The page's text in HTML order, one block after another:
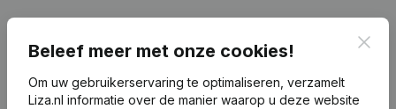
Beheer
Beleef meer met onze cookies!
Om uw gebruikerservaring te optimaliseren, verzamelt
Liza.nl informatie over de manier waarop u deze website